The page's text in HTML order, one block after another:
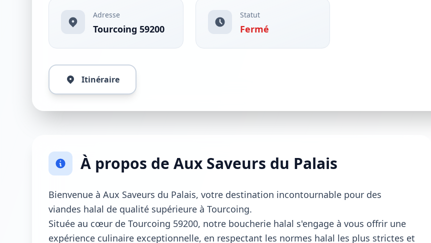
Adresse
Tourcoing 59200
Statut
Fermé
Itinéraire
À propos de Aux Saveurs du Palais
Bienvenue à Aux Saveurs du Palais, votre destination incontournable pour des
viandes halal de qualité supérieure à Tourcoing.
Située au cœur de Tourcoing 59200, notre boucherie halal s'engage à vous offrir une
expérience culinaire exceptionnelle, en respectant les normes halal les plus strictes et